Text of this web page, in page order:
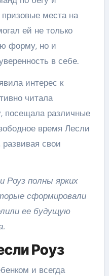
места на
ей не только
форму, но и
в себе.
интерес к
читала
посещала различные
время Лесли
свои
полны ярких
сформировали
ее будущую
Роуз
и всегда